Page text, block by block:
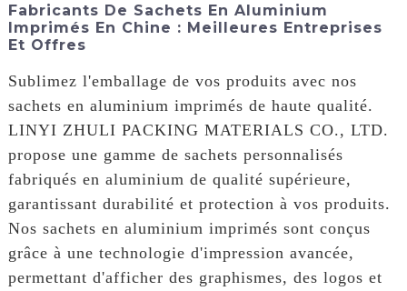
Fabricants De Sachets En Aluminium
Imprimés En Chine : Meilleures Entreprises
Et Offres
Sublimez l'emballage de vos produits avec nos
sachets en aluminium imprimés de haute qualité.
LINYI ZHULI PACKING MATERIALS CO., LTD.
propose une gamme de sachets personnalisés
fabriqués en aluminium de qualité supérieure,
garantissant durabilité et protection à vos produits.
Nos sachets en aluminium imprimés sont conçus
grâce à une technologie d'impression avancée,
permettant d'afficher des graphismes, des logos et